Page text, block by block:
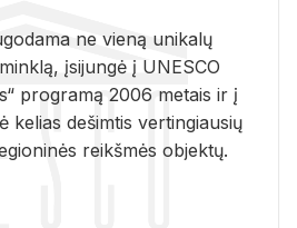
ne vieną unikalų
įsijungė į UNESCO
programą 2006 metais ir į
kelias dešimtis vertingiausių
reikšmės objektų.